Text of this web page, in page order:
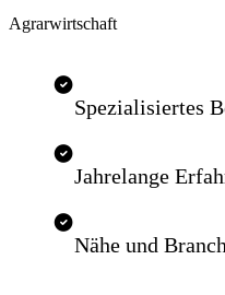
Agrarwirtschaft
Spezialisiertes
Jahrelange
Nähe und